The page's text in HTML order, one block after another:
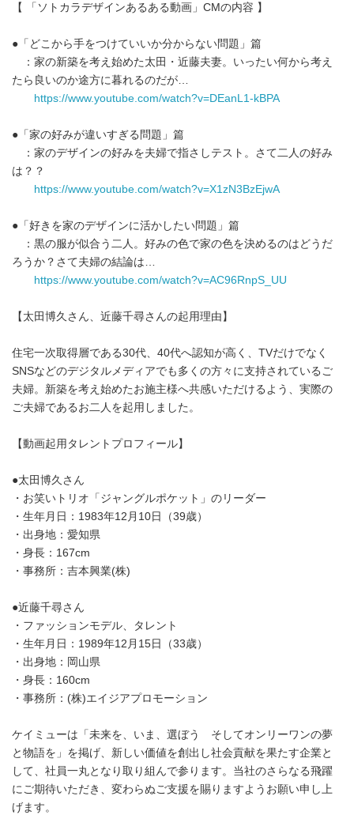
【 「ソトカラデザインあるある動画」CMの内容 】
●「どこから手をつけていいか分からない問題」篇
：家の新築を考え始めた太田・近藤夫妻。いったい何から考え
たら良いのか途方に暮れるのだが…
https://www.youtube.com/watch?v=DEanL1-kBPA
●「家の好みが違いすぎる問題」篇
：家のデザインの好みを夫婦で指さしテスト。さて二人の好み
は？？
https://www.youtube.com/watch?v=X1zN3BzEjwA
●「好きを家のデザインに活かしたい問題」篇
：黒の服が似合う二人。好みの色で家の色を決めるのはどうだ
ろうか？さて夫婦の結論は…
https://www.youtube.com/watch?v=AC96RnpS_UU
【太田博久さん、近藤千尋さんの起用理由】
住宅一次取得層である30代、40代へ認知が高く、TVだけでなく
SNSなどのデジタルメディアでも多くの方々に支持されているご
夫婦。新築を考え始めたお施主様へ共感いただけるよう、実際の
ご夫婦であるお二人を起用しました。
【動画起用タレントプロフィール】
●太田博久さん
・お笑いトリオ「ジャングルポケット」のリーダー
・生年月日：1983年12月10日（39歳）
・出身地：愛知県
・身長：167cm
・事務所：吉本興業(株)
●近藤千尋さん
・ファッションモデル、タレント
・生年月日：1989年12月15日（33歳）
・出身地：岡山県
・身長：160cm
・事務所：(株)エイジアプロモーション
ケイミューは「未来を、いま、選ぼう そしてオンリーワンの夢
と物語を」を掲げ、新しい価値を創出し社会貢献を果たす企業と
して、社員一丸となり取り組んで参ります。当社のさらなる飛躍
にご期待いただき、変わらぬご支援を賜りますようお願い申し上
げます。